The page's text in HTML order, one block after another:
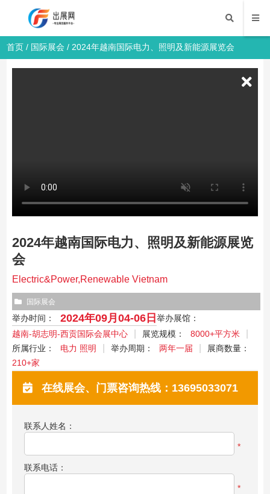
首页 / 国际展会 / 2024年越南国际电力、照明及新能源展览会
2024年越南国际电力、照明及新能源展览
会
Electric&Power,Renewable Vietnam
国际展会
举办时间： 2024年09月04-06日 举办展馆：
越南-胡志明-西贡国际会展中心
展览规模：
8000+平方米
所属行业：
电力 照明 举办周期： 两年一届
展商数量：
210+家
在线展会、门票咨询热线：13695033071
联系人姓名：
*
联系电话：
*